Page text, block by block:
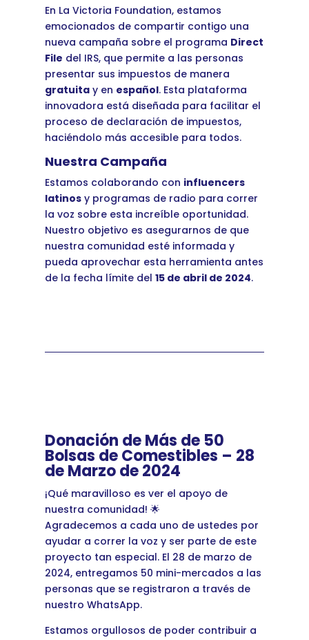
En La Victoria Foundation, estamos
emocionados de compartir contigo una
nueva campaña sobre el programa Direct
File del IRS, que permite a las personas
presentar sus impuestos de manera
gratuitay en español. Esta plataforma
innovadora está diseñada para facilitar el
proceso de declaración de impuestos,
haciéndolo más accesible para todos.
Nuestra Campaña
Estamos colaborando con influencers
latinosy programas de radio para correr
la voz sobre esta increíble oportunidad.
Nuestro objetivo es asegurarnos de que
nuestra comunidad esté informada y
pueda aprovechar esta herramienta antes
de la fecha límite del 15 de abril de 2024.
Donación de Más de 50
Bolsas de Comestibles – 28
de Marzo de 2024
¡Qué maravilloso es ver el apoyo de
nuestra comunidad! 🌟
Agradecemos a cada uno de ustedes por
ayudar a correr la voz y ser parte de este
proyecto tan especial. El 28 de marzo de
2024, entregamos 50 mini-mercados a las
personas que se registraron a través de
nuestro WhatsApp.
Estamos orgullosos de poder contribuir a